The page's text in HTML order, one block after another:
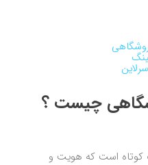
چیست ؟
کوتاه است که هویت و